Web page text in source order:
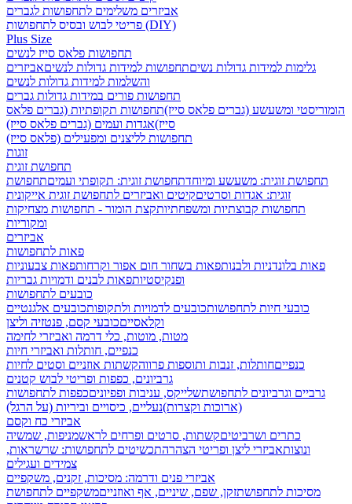
אביזרים משלימים לתחפושות לגברים
פריטי לבוש ובסיס לתחפושות (DIY)
Plus Size
תחפושות פלאס סייז לנשים
גלימות למידות גדולות נשיםתחפושות למידות גדולות לנשיםאביזרים
והשלמות למידות גדולות לנשים
תחפושות פורים במידות גדולות גברים
הומוריסטי ומשעשע (גברים פלאס סייז)תחפושות תקופתיות (גברים פלאס
סייז)אגדות ועמים (גברים פלאס סייז)
תחפושות לליצנים ומפעילים (פלאס סייז)
זוגות
תחפושת זוגית
תחפושת זוגית: משעשע ומיוחדתחפושת זוגית: תקופתי ועמיםתחפושת
זוגית: אגדות וסרטיםקיטים ואביזרים לתחפושת זוגית אייקונית
תחפושות קבוצתיות ומשפחתיותקצת הומור - תחפושות מצחיקות
ומקוריות
אביזרים
פאות לתחפושות
פאות בלונדניות ולבנותפאות בשחור חום אפור וקרחותפאות צבעוניות
ופנקיסטיותפאות לבנים ודמויות גבריות
כובעים לתחפושות
כובעי חיות לתחפושותכובעים לדמויות ולתקופותכובעים אלגנטיים
וקלאסייםכובעי קסם, פנטזיה וליצן
מטות, מוטות, כלי דרמה ואביזרי לחימה
כנפיים, חותלות ואביזרי חיות
כנפייםחותלות, זנבות ותוספות פרווהקשתות אוזניים וסטים לחיות
גרביונים, כפפות ופריטי לבוש קטנים
גרביים וגרביונים לתחפושתשלייקס, עניבות ופפיוניםכפפות לתחפושות
(ארוכות וקצרות)נעליים, כיסויים וביריות (על הרגל)
אביזרי כח וקסם
כתרים ושרביטיםקשתות, סרטים ופרחים לראשמניפות, שמשיה
ונוצותאביזרי ליצן ופריטי הצהרהתכשיטים לתחפושות: שרשראות,
צמידים ועגילים
אביזרי פנים ודרמה: מסיכות, זקנים, משקפיים
מסיכות לתחפושתזקן, שפם, שיניים, אף ואוזנייםמשקפיים לתחפושת